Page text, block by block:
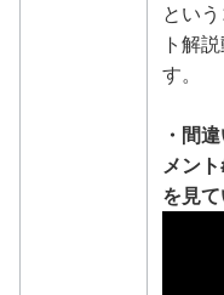
とい
ト解
す。
・間
メン
を見